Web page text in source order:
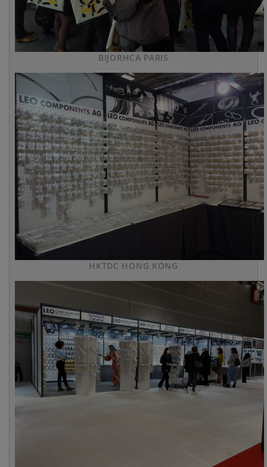
BIJORHCA PARIS
HKTDC HONG KONG